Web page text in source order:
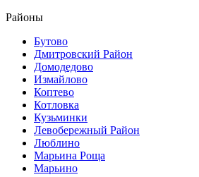
Районы
Бутово
Дмитровский Район
Домодедово
Измайлово
Коптево
Котловка
Кузьминки
Левобережный Район
Люблино
Марьина Роща
Марьино